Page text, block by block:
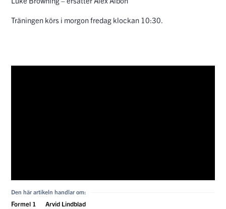
Träningen körs i morgon fredag klockan 10:30.
Den här artikeln handlar om:
Formel 1 Arvid Lindblad